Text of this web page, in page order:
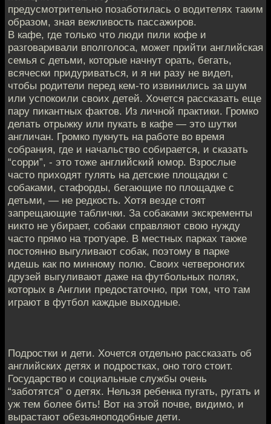
предусмотрительно позаботилась о водителях таким
образом, зная вежливость пассажиров.
В кафе, где только что люди пили кофе и
разговаривали вполголоса, может прийти английская
семья с детьми, которые начнут орать, бегать,
всячески придуриваться, и я ни разу не видел,
чтобы родители перед кем-то извинились за шум
или успокоили своих детей. Хочется рассказать еще
пару пикантных фактов. Из личной практики. Громко
делать отрыжку или пукать в кафе — это шутки
англичан. Громко пукнуть на работе во время
собрания, где и начальство собирается, и сказать
“сорри”, - это тоже английский юмор. Взрослые
часто приходят гулять на детские площадки с
собаками, стафорды, бегающие по площадке с
детьми, — не редкость. Хотя везде стоят
запрещающие таблички. За собаками экскременты
никто не убирает, собаки справляют свою нужду
часто прямо на тротуаре. В местных парках также
постоянно выгуливают собак, поэтому в парке
идешь как по минному полю. Своих четвероногих
друзей выгуливают даже на футбольных полях,
которых в Англии предостаточно, при том, что там
играют в футбол каждые выходные.
Подростки и дети. Хочется отдельно рассказать об
английских детях и подростках, оно того стоит.
Государство и социальные службы очень
“заботятся” о детях. Нельзя ребенка пугать, ругать и
уж тем более бить! Вот на этой почве, видимо, и
вырастают обезьяноподобные дети.